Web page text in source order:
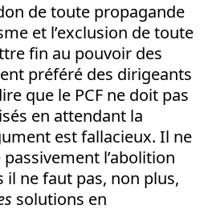
de toute propagande
et l’exclusion de toute
fin au pouvoir des
préféré des dirigeants
que le PCF ne doit pas
en attendant la
est fallacieux. Il ne
passivement l’abolition
il ne faut pas, non plus,
solutions en